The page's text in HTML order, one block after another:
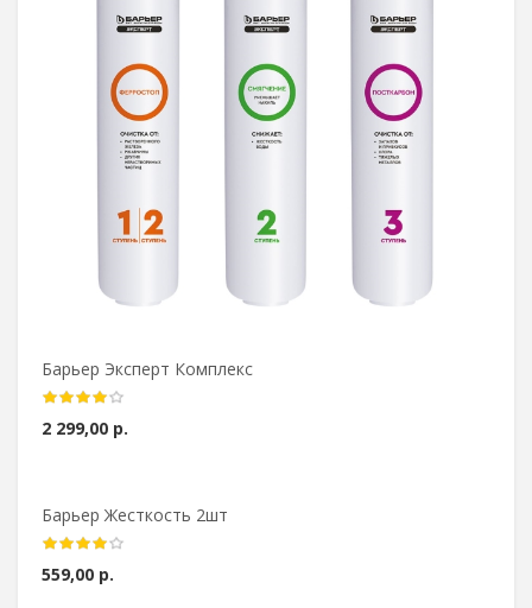
Барьер Эксперт Комплекс
2 299,00 р.
Барьер Жесткость 2шт
559,00 р.